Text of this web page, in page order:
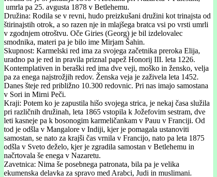
umrla pa 25. avgusta 1878 v Betlehemu.
Družina: Rodila se v revni, hudo preizkušani družini kot trinajsta od
štirinajstih otrok, a so razen nje in mlajšega bratca vsi po vrsti umrli
v zgodnjem otroštvu. Oče Giries (Georg) je bil izdelovalec
smodnika, materi pa je bilo ime Mirjam Šahin.
Skupnost: Karmelski red ima za svojega začetnika preroka Elija,
uradno pa je red in pravila priznal papež Honorij III. leta 1226.
Kontemplativen in beraški red ima dve veji, moško in žensko, velja
pa za enega najstrožjih redov. Ženska veja je zaživela leta 1452.
Danes šteje red približno 10.300 redovnic. Pri nas imajo samostana
v Sori in Mirni Peči.
Kraji: Potem ko je zapustila hišo svojega strica, je nekaj časa služila
pri različnih družinah, leta 1865 vstopila k Jožefovim sestram, dve
leti kasneje pa k bosonogim karmeličankam v Pauu v Franciji. Od
tod je odšla v Mangalore v Indiji, kjer je pomagala ustanoviti
samostan, se nato za krajši čas vrnila v Francijo, nato pa leta 1875
odšla v Sveto deželo, kjer je zgradila samostan v Betlehemu in
načrtovala še enega v Nazaretu.
Zavetnica: Nima še posebnega patronata, bila pa je velika
ekumenska delavka za spravo med Arabci, Judi in muslimani.